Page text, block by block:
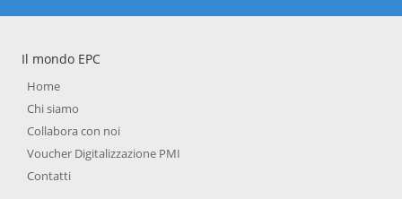
Il mondo EPC
Home
Chi siamo
Collabora con noi
Voucher Digitalizzazione PMI
Contatti